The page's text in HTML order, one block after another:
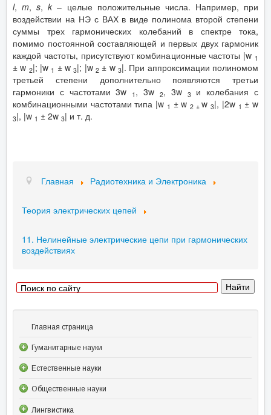
l,m,s,k – целые положительные числа. Например, при
воздействии на НЭ с ВАХ в виде полинома второй степени
суммы трех гармонических колебаний в спектре тока,
помимо постоянной составляющей и первых двух гармоник
каждой частоты, присутствуют комбинационные частоты |w 1
± w 2|; |w 1 ± w3|; |w2 ± w3|. При аппроксимации полиномом
третьей степени дополнительно появляются третьи
гармоники с частотами 3w
1 , 3w 2, 3w 3
и колебания с
комбинационными частотами типа |w 1 ± w2 ±w3|, |2w 1 ± w
3|, |w 1 ± 2w 3| и т. д.
Главная Радиотехника и Электроника
Теория электрических цепей
11. Нелинейные электрические цепи при гармонических
воздействиях
Главная страница
Гуманитарные науки
Естественные науки
Общественные науки
Лингвистика